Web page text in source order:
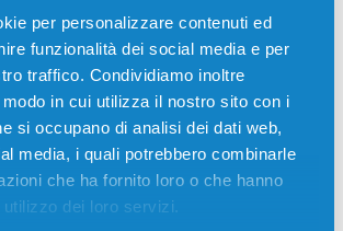
per personalizzare contenuti ed
funzionalità dei social media e per
traffico. Condividiamo inoltre
in cui utilizza il nostro sito con i
si occupano di analisi dei dati web,
media, i quali potrebbero combinarle
che ha fornito loro o che hanno
dei loro servizi.